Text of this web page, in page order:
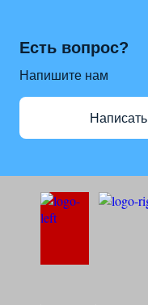
Есть вопрос?
Напишите нам
Написать